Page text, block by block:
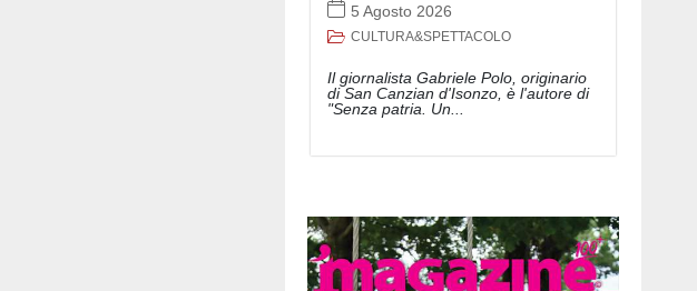
5 Agosto 2026
CULTURA&SPETTACOLO
Il giornalista Gabriele Polo, originario
di San Canzian d'Isonzo, è l'autore di
"Senza patria. Un...